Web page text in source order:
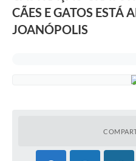
Conselhos
Contato
CÃES E GATOS ESTÁ
JOANÓPOLIS